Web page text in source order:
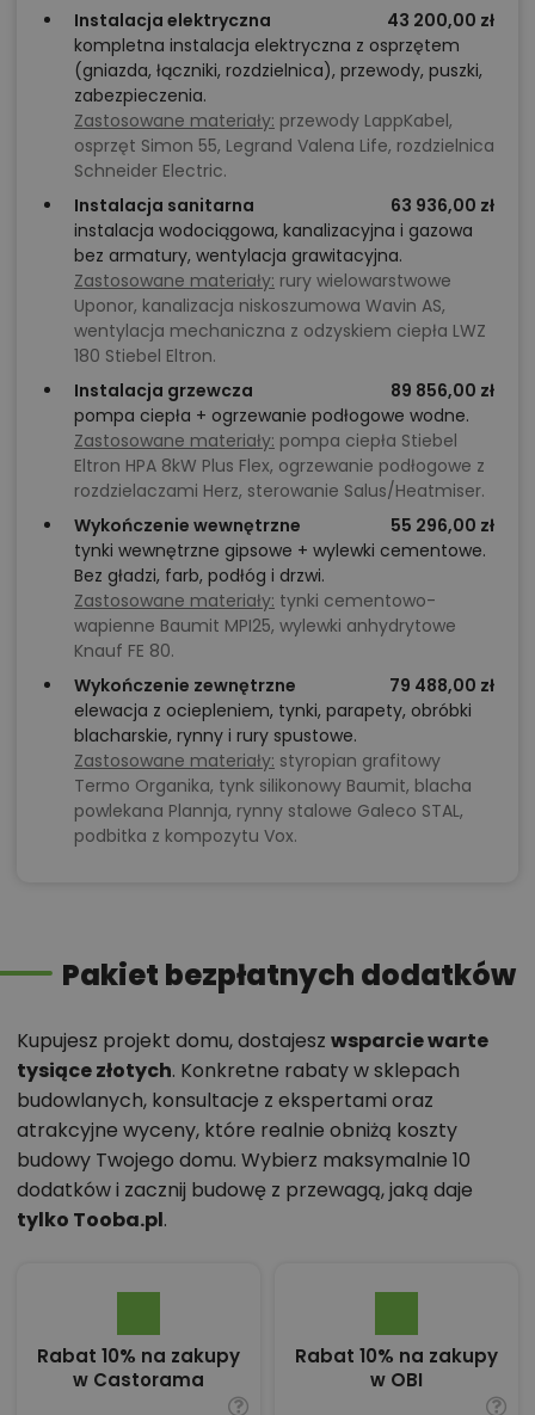
Instalacja elektryczna
43 200,00 zł
kompletna instalacja elektryczna z osprzętem
(gniazda, łączniki, rozdzielnica), przewody, puszki,
zabezpieczenia.
Zastosowane materiały: przewody LappKabel,
osprzęt Simon 55, Legrand Valena Life, rozdzielnica
Schneider Electric.
Instalacja sanitarna
63 936,00 zł
instalacja wodociągowa, kanalizacyjna i gazowa
bez armatury, wentylacja grawitacyjna.
Zastosowane materiały: rury wielowarstwowe
Uponor, kanalizacja niskoszumowa Wavin AS,
wentylacja mechaniczna z odzyskiem ciepła LWZ
180 Stiebel Eltron.
Instalacja grzewcza
89 856,00 zł
pompa ciepła + ogrzewanie podłogowe wodne.
Zastosowane materiały: pompa ciepła Stiebel
Eltron HPA 8kW Plus Flex, ogrzewanie podłogowe z
rozdzielaczami Herz, sterowanie Salus/Heatmiser.
Wykończenie wewnętrzne
55 296,00 zł
tynki wewnętrzne gipsowe + wylewki cementowe.
Bez gładzi, farb, podłóg i drzwi.
Zastosowane materiały: tynki cementowo-
wapienne Baumit MPI25, wylewki anhydrytowe
Knauf FE 80.
Wykończenie zewnętrzne
79 488,00 zł
elewacja z ociepleniem, tynki, parapety, obróbki
blacharskie, rynny i rury spustowe.
Zastosowane materiały: styropian grafitowy
Termo Organika, tynk silikonowy Baumit, blacha
powlekana Plannja, rynny stalowe Galeco STAL,
podbitka z kompozytu Vox.
Pakiet bezpłatnych dodatków
Kupujesz projekt domu, dostajesz wsparcie warte
tysiące złotych. Konkretne rabaty w sklepach
budowlanych, konsultacje z ekspertami oraz
atrakcyjne wyceny, które realnie obniżą koszty
budowy Twojego domu. Wybierz maksymalnie 10
dodatków i zacznij budowę z przewagą, jaką daje
tylko Tooba.pl.
Rabat 10% na zakupy
w Castorama
Rabat 10% na zakupy
w OBI